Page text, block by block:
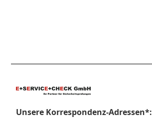
Unsere Korrespondenz-Adressen*: